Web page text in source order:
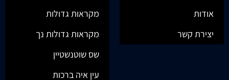
אודות
יצירת קשר
מקראות גדולות
מקראות גדולות נך
שס שוטנשטיין
עין איה ברכות